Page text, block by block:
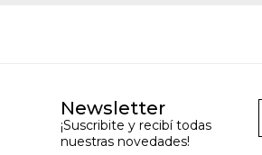
Newsletter
¡Suscribite y recibí todas
nuestras novedades!